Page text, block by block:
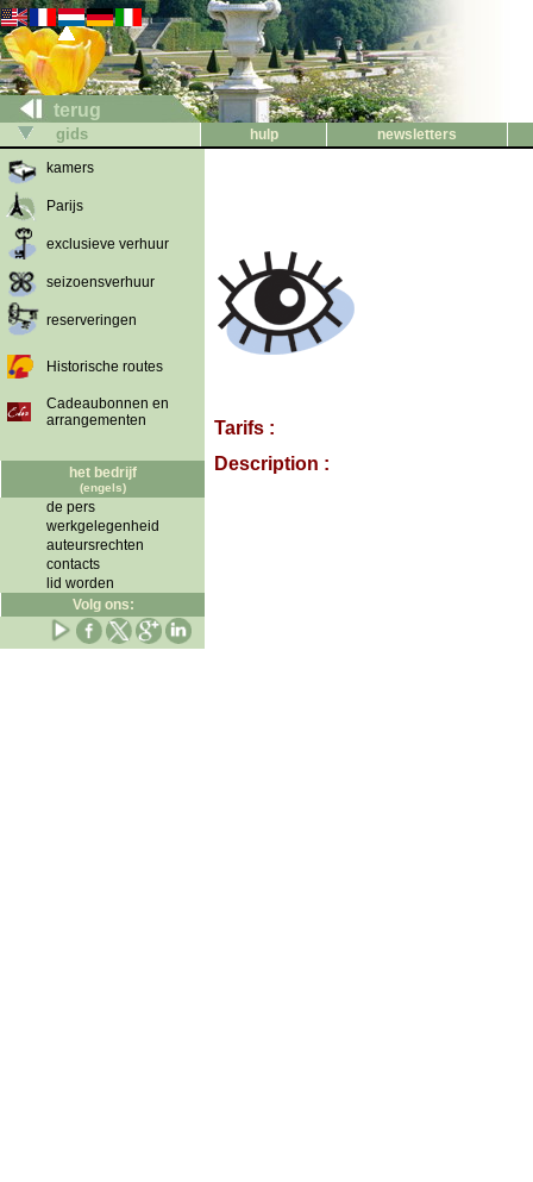
terug
gids hulp
newsletters
kamers
Parijs
exclusieve verhuur
seizoensverhuur
reserveringen
Historische routes
Cadeaubonnen en
arrangementen
het bedrijf
(engels)
de pers
werkgelegenheid
auteursrechten
contacts
lid worden
Volg ons:
Tarifs :
Description :